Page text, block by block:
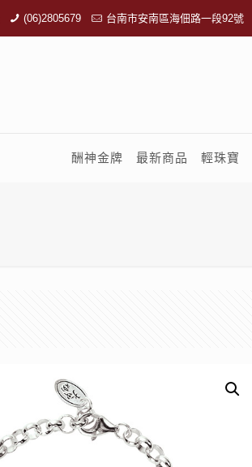
(06)2805679 台南市安南區海佃路一段92號
酬神金牌 最新商品 輕珠寶